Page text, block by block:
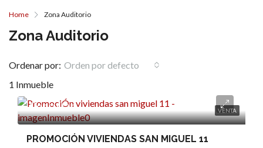
Home Zona Auditorio
Zona Auditorio
1 Inmueble
Ordenar por: Orden por defecto
VENTA
Consultar
PROMOCIÓN VIVIENDAS SAN MIGUEL 11